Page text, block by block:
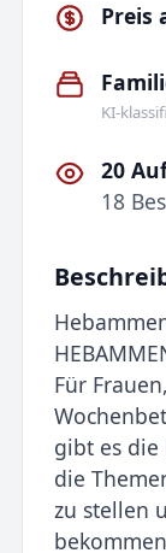
Preis
KI-
20
18
Für
gibt es
die
zu stellen